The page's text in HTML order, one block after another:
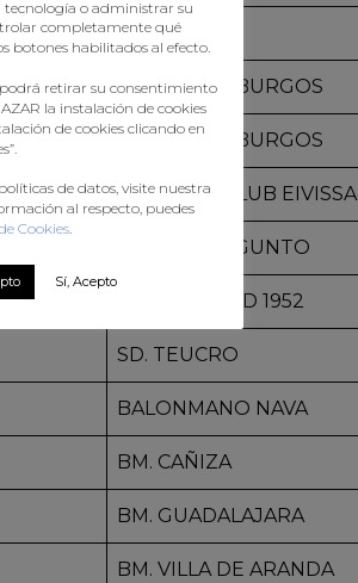
CLUB
SAN PABLO BURGOS
SAN PABLO BURGOS
HANDBOL CLUB EIVISSA
PUERTO SAGUNTO
O.A.R. CIUDAD 1952
SD. TEUCRO
BALONMANO NAVA
BM. CAÑIZA
BM. GUADALAJARA
BM. VILLA DE ARANDA
tecnología o administrar su
completamente qué
botones habilitados al efecto.
podrá retirar su consentimiento
la instalación de cookies
de cookies clicando en
de datos, visite nuestra
al respecto, puedes
Cookies.
Sí, Acepto